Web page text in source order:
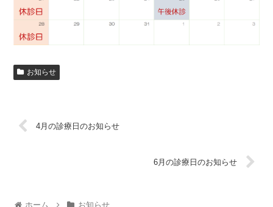
お知らせ
4月の診療日のお知らせ
6月の診療日のお知らせ
ホーム お知らせ